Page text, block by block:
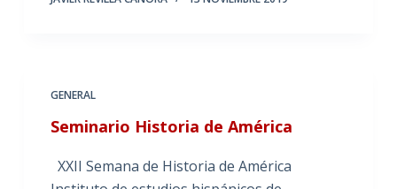
GENERAL
Seminario Historia de América
XXII Semana de Historia de América